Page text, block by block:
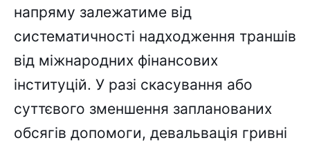
напряму залежатиме від
систематичності надходження траншів
від міжнародних фінансових
інституцій. У разі скасування або
суттєвого зменшення запланованих
обсягів допомоги, девальвація гривні